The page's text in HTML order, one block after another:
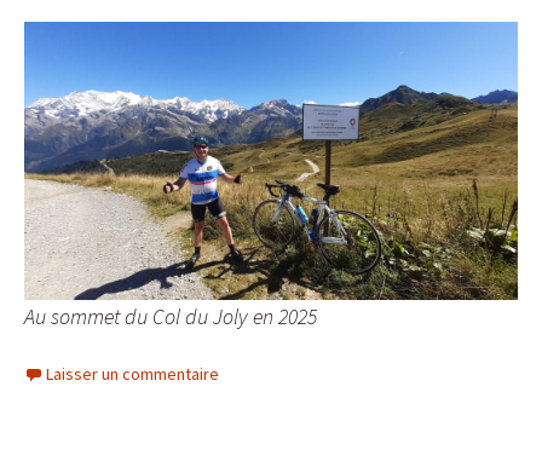
Au sommet du Col du Joly en 2025
Laisser un commentaire